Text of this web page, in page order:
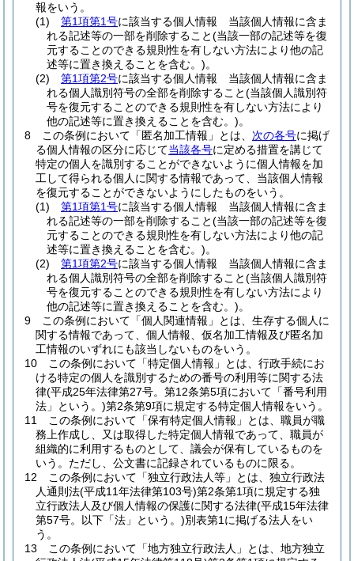
報をいう。
(1)
第1項第1号に該当する個人情報 当該個人情報に含ま
れる記述等の一部を削除すること(当該一部の記述等を復
元することのできる規則性を有しない方法により他の記
述等に置き換えることを含む。)。
(2)
第1項第2号に該当する個人情報 当該個人情報に含ま
れる個人識別符号の全部を削除すること(当該個人識別符
号を復元することのできる規則性を有しない方法により
他の記述等に置き換えることを含む。)。
8
この条例において「匿名加工情報」とは、 次の各号に掲げ
る個人情報の区分に応じて当該各号に定める措置を講じて
特定の個人を識別することができないように個人情報を加
工して得られる個人に関する情報であって、当該個人情報
を復元することができないようにしたものをいう。
(1)
第1項第1号に該当する個人情報 当該個人情報に含ま
れる記述等の一部を削除すること(当該一部の記述等を復
元することのできる規則性を有しない方法により他の記
述等に置き換えることを含む。)。
(2)
第1項第2号に該当する個人情報 当該個人情報に含ま
れる個人識別符号の全部を削除すること(当該個人識別符
号を復元することのできる規則性を有しない方法により
他の記述等に置き換えることを含む。)。
9
この条例において「個人関連情報」とは、生存する個人に
関する情報であって、個人情報、仮名加工情報及び匿名加
工情報のいずれにも該当しないものをいう。
10
この条例において「特定個人情報」とは、行政手続にお
ける特定の個人を識別するための番号の利用等に関する法
律(平成25年法律第27号。第12条第5項において「番号利用
法」という。)第2条第9項に規定する特定個人情報をいう。
11
この条例において「保有特定個人情報」とは、職員が職
務上作成し、又は取得した特定個人情報であって、職員が
組織的に利用するものとして、議会が保有しているものを
いう。 ただし、公文書に記録されているものに限る。
12
この条例において「独立行政法人等」とは、独立行政法
人通則法(平成11年法律第103号)第2条第1項に規定する独
立行政法人及び個人情報の保護に関する法律(平成15年法律
第57号。以下「法」という。)別表第1に掲げる法人をい
う。
13
この条例において「地方独立行政法人」とは、地方独立